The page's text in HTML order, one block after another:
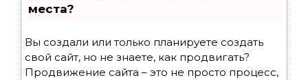
места?
Вы создали или только планируете создать
свой сайт, но не знаете, как продвигать?
Продвижение сайта – это не просто процесс,